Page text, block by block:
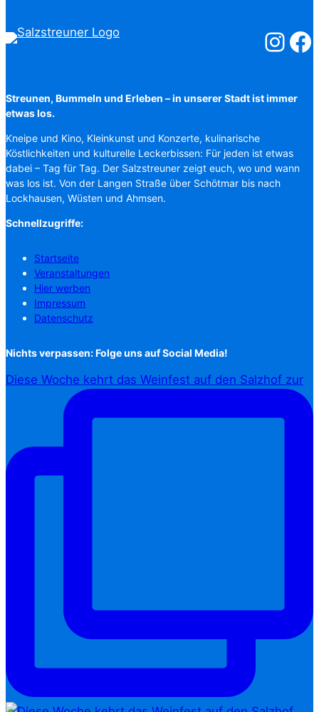
Streunen, Bummeln und Erleben – in unserer Stadt ist immer
etwas los.
Kneipe und Kino, Kleinkunst und Konzerte, kulinarische
Köstlichkeiten und kulturelle Leckerbissen: Für jeden ist etwas
dabei – Tag für Tag. Der Salzstreuner zeigt euch, wo und wann
was los ist. Von der Langen Straße über Schötmar bis nach
Lockhausen, Wüsten und Ahmsen.
Schnellzugriffe:
Startseite
Veranstaltungen
Hier werben
Impressum
Datenschutz
Nichts verpassen: Folge uns auf Social Media!
Diese Woche kehrt das Weinfest auf den Salzhof zur